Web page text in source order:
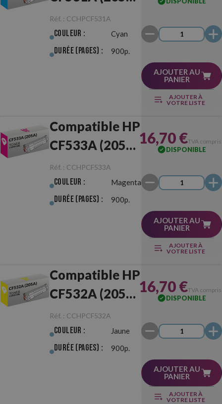
Cyan
Réf. : CCHPCF531A
Couleur : Cyan
Durée (pages) : 900p.
AJOUTER AU
PANIER
AJOUTER À
VOTRE LISTE
Compatible HP
CF533A (205A)
Magenta
Réf. : CCHPCF533A
Couleur : Magenta
Durée (pages) : 900p.
16,70 €TVA
DISPONIBLE
AJOUTER AU
PANIER
AJOUTER À
VOTRE LISTE
Compatible HP
CF532A (205A)
Jaune
Réf. : CCHPCF532A
Couleur : Jaune
Durée (pages) : 900p.
16,70 €TVA
DISPONIBLE
AJOUTER AU
PANIER
AJOUTER À
VOTRE LISTE